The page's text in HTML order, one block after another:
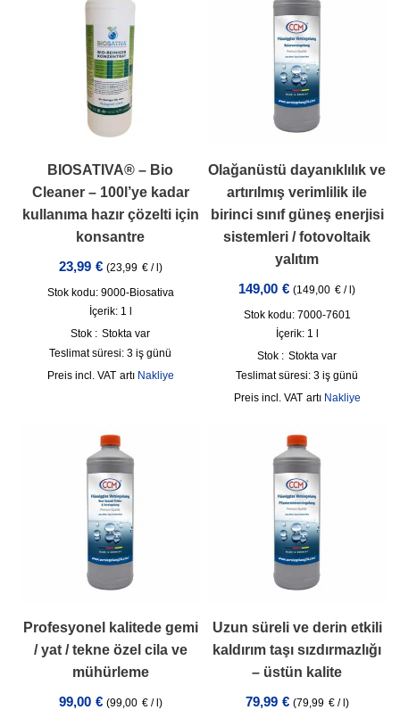
BIOSATIVA® – Bio
Cleaner – 100l’ye kadar
kullanıma hazır çözelti için
konsantre
23,99 € (23,99 €/l)
Stok kodu: 9000-Biosativa
İçerik: 1
Stok : Stokta var
Teslimat süresi: 3 iş günü
incl. VAT artı Nakliye
Olağanüstü dayanıklılık ve
artırılmış verimlilik ile
birinci sınıf güneş enerjisi
sistemleri / fotovoltaik
yalıtım
149,00 € (149,00 € /l)
Stok kodu: 7000-7601
İçerik: 1
Stok : Stokta var
Teslimat süresi: 3 iş günü
incl. VAT artı Nakliye
Profesyonel kalitede gemi
/ yat / tekne özel cila ve
mühürleme
99,00 € (99,00 €/ )
Uzun süreli ve derin etkili
kaldırım taşı sızdırmazlığı
– üstün kalite
79,99 € (79,99 €/ )